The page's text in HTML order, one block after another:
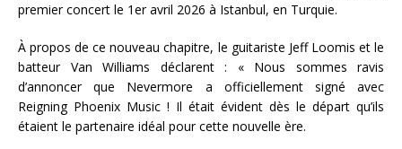
premier concert le 1er avril 2026 à Istanbul, en Turquie.
À propos de ce nouveau chapitre, le guitariste Jeff Loomis et le
batteur Van Williams déclarent : « Nous sommes ravis
d’annoncer que Nevermore a officiellement signé avec
Reigning Phoenix Music ! Il était évident dès le départ qu’ils
étaient le partenaire idéal pour cette nouvelle ère.